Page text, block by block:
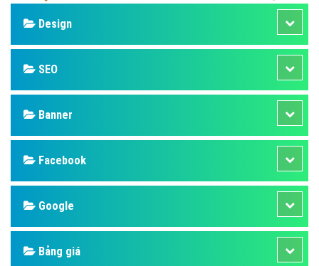
Design
SEO
Banner
Facebook
Google
Bảng giá